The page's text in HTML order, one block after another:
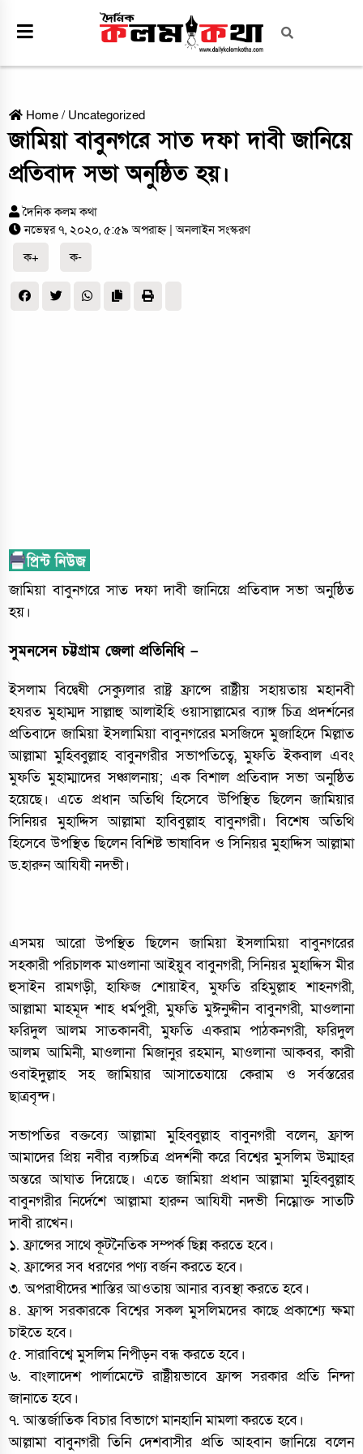
Home / Uncategorized
জামিয়া বাবুনগরে সাত দফা দাবী জানিয়ে
প্রতিবাদ সভা অনুষ্ঠিত হয়।
দৈনিক কলম কথা
নভেম্বর ৭, ২০২০, ৫:৫৯ অপরাহ্ন | অনলাইন সংস্করণ
ক+
ক-
জামিয়া বাবুনগরে সাত দফা দাবী জানিয়ে প্রতিবাদ সভা অনুষ্ঠিত
হয়।
সুমনসেন চট্টগ্রাম জেলা প্রতিনিধি –
ইসলাম বিদ্বেষী সেক্যুলার রাষ্ট্র ফ্রান্সে রাষ্ট্রীয় সহায়তায় মহানবী
হযরত মুহাম্মদ সাল্লাহু আলাইহি ওয়াসাল্লামের ব্যাঙ্গ চিত্র প্রদর্শনের
প্রতিবাদে জামিয়া ইসলামিয়া বাবুনগরের মসজিদে মুজাহিদে মিল্লাত
আল্লামা মুহিব্বুল্লাহ বাবুনগরীর সভাপতিত্বে, মুফতি ইকবাল এবং
মুফতি মুহাম্মাদের সঞ্চালনায়; এক বিশাল প্রতিবাদ সভা অনুষ্ঠিত
হয়েছে। এতে প্রধান অতিথি হিসেবে উপিস্থিত ছিলেন জামিয়ার
সিনিয়র মুহাদ্দিস আল্লামা হাবিবুল্লাহ বাবুনগরী। বিশেষ অতিথি
হিসেবে উপস্থিত ছিলেন বিশিষ্ট ভাষাবিদ ও সিনিয়র মুহাদ্দিস আল্লামা
ড.হারুন আযিযী নদভী।
এসময় আরো উপস্থিত ছিলেন জামিয়া ইসলামিয়া বাবুনগরের
সহকারী পরিচালক মাওলানা আইয়ুব বাবুনগরী, সিনিয়র মুহাদ্দিস মীর
হুসাইন রামগড়ী, হাফিজ শোয়াইব, মুফতি রহিমুল্লাহ শাহনগরী,
আল্লামা মাহমূদ শাহ ধর্মপুরী, মুফতি মুঈনুদ্দীন বাবুনগরী, মাওলানা
ফরিদুল আলম সাতকানবী, মুফতি একরাম পাঠকনগরী, ফরিদুল
আলম আমিনী, মাওলানা মিজানুর রহমান, মাওলানা আকবর, কারী
ওবাইদুল্লাহ সহ জামিয়ার আসাতেযায়ে কেরাম ও সর্বস্তরের
ছাত্রবৃন্দ।
সভাপতির বক্তব্যে আল্লামা মুহিব্বুল্লাহ বাবুনগরী বলেন, ফ্রান্স
আমাদের প্রিয় নবীর ব্যঙ্গচিত্র প্রদর্শনী করে বিশ্বের মুসলিম উম্মাহর
অন্তরে আঘাত দিয়েছে। এতে জামিয়া প্রধান আল্লামা মুহিব্বুল্লাহ
বাবুনগরীর নির্দেশে আল্লামা হারুন আযিযী নদভী নিম্নোক্ত সাতটি
দাবী রাখেন।
১. ফ্রান্সের সাথে কূটনৈতিক সম্পর্ক ছিন্ন করতে হবে।
২. ফ্রান্সের সব ধরণের পণ্য বর্জন করতে হবে।
৩. অপরাধীদের শাস্তির আওতায় আনার ব্যবস্থা করতে হবে।
৪. ফ্রান্স সরকারকে বিশ্বের সকল মুসলিমদের কাছে প্রকাশ্যে ক্ষমা
চাইতে হবে।
৫. সারাবিশ্বে মুসলিম নিপীড়ন বন্ধ করতে হবে।
৬. বাংলাদেশ পার্লামেন্টে রাষ্ট্রীয়ভাবে ফ্রান্স সরকার প্রতি নিন্দা
জানাতে হবে।
৭. আন্তর্জাতিক বিচার বিভাগে মানহানি মামলা করতে হবে।
আল্লামা বাবুনগরী তিনি দেশবাসীর প্রতি আহবান জানিয়ে বলেন